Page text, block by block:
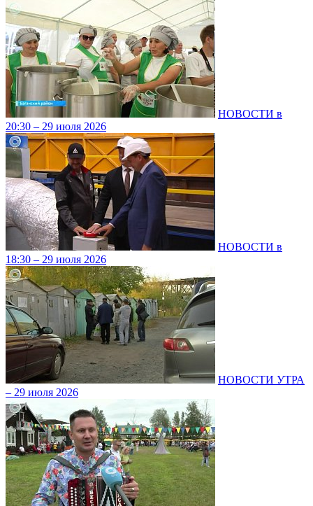
НОВОСТИ в
20:30 – 29 июля 2026
НОВОСТИ в
18:30 – 29 июля 2026
НОВОСТИ УТРА
– 29 июля 2026